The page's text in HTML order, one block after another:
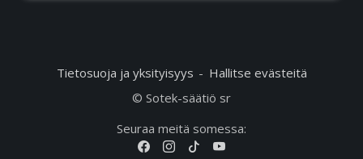
Tietosuoja ja yksityisyys
Hallitse evästeitä
© Sotek-säätiö sr
Seuraa meitä somessa: